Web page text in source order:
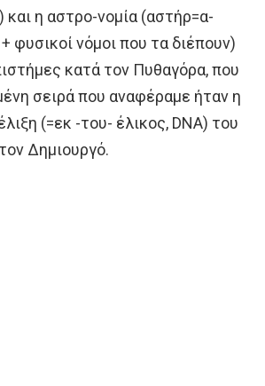
και η αστρο-νομία (αστήρ=α-
φυσικοί νόμοι που τα διέπουν)
κατά τον Πυθαγόρα, που
σειρά που αναφέραμε ήταν η
(=εκ -του- έλικος, DNA) του
Δημιουργό.